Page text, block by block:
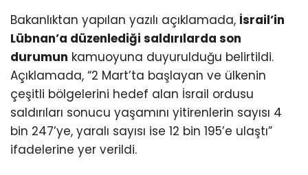
Bakanlıktan yapılan yazılı açıklamada, İsrail’in
Lübnan’a düzenlediği saldırılarda son
durumun kamuoyuna duyurulduğu belirtildi.
Açıklamada, “2 Mart’ta başlayan ve ülkenin
çeşitli bölgelerini hedef alan İsrail ordusu
saldırıları sonucu yaşamını yitirenlerin sayısı 4
bin 247’ye, yaralı sayısı ise 12 bin 195’e ulaştı”
ifadelerine yer verildi.